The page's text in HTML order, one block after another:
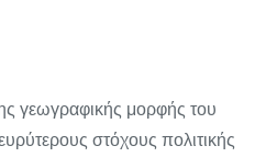
γεωγραφικής μορφής του
στόχους πολιτικής